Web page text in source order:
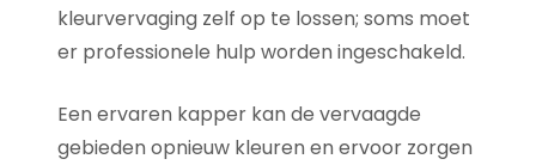
kleurvervaging zelf op te lossen; soms moet
er professionele hulp worden ingeschakeld.
Een ervaren kapper kan de vervaagde
gebieden opnieuw kleuren en ervoor zorgen